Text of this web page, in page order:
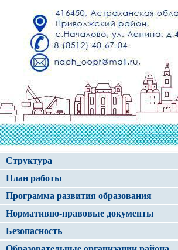
Структура
План работы
Программа развития образования
Нормативно-правовые документы
Безопасность